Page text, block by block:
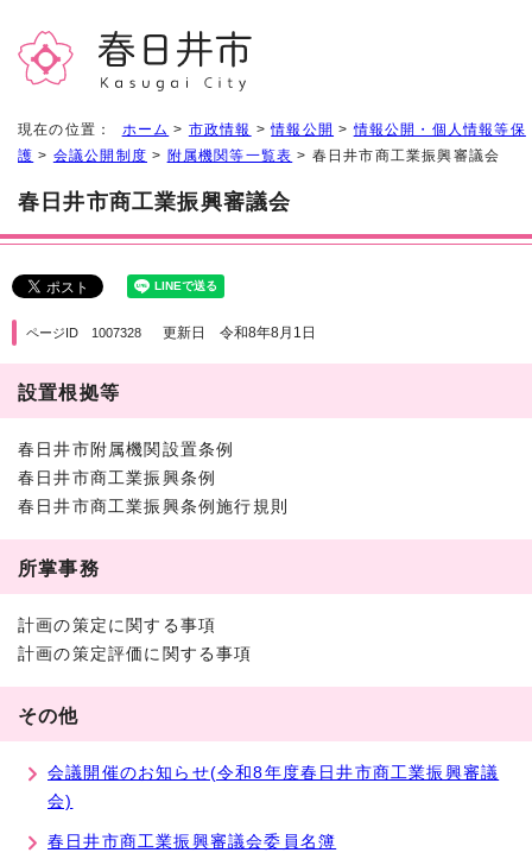
現在の位置： ホーム > 市政情報 >情報公開 >情報公開・個人情報等保
護 > 会議公開制度 > 附属機関等一覧表 > 春日井市商工業振興審議会
春日井市商工業振興審議会
ページID 1007328 更新日 令和8年8月1日
設置根拠等
春日井市附属機関設置条例
春日井市商工業振興条例
春日井市商工業振興条例施行規則
所掌事務
計画の策定に関する事項
計画の策定評価に関する事項
その他
会議開催のお知らせ(令和8年度春日井市商工業振興審議
会)
春日井市商工業振興審議会委員名簿